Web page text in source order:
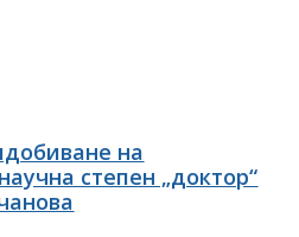
на
степен „доктор“